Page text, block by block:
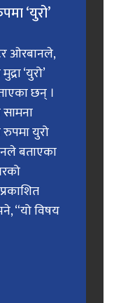
‘युरो’
ओरबानले,
‘युरो’
छन् ।
युरो
बताएका
“यो विषय